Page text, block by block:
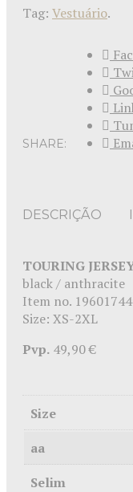
Tag: Vestuário.
SHARE:
DESCRIÇÃO
TOURING
black / anthracite
Item no.
Size: XS-2XL
Pvp. 49,90 €
Size
aa
Selim